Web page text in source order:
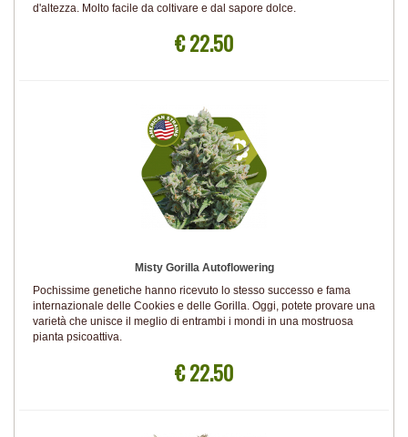
d'altezza. Molto facile da coltivare e dal sapore dolce.
€ 22.50
Misty Gorilla Autoflowering
Pochissime genetiche hanno ricevuto lo stesso successo e fama
internazionale delle Cookies e delle Gorilla. Oggi, potete provare una
varietà che unisce il meglio di entrambi i mondi in una mostruosa
pianta psicoattiva.
€ 22.50